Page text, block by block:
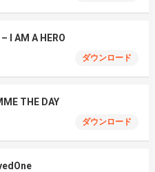
I AM A HERO
ダウンロード
THE DAY
ダウンロード